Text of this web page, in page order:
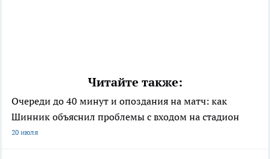
Читайте также:
Очереди до 40 минут и опоздания на матч: как
Шинник объяснил проблемы с входом на стадион
20 июля